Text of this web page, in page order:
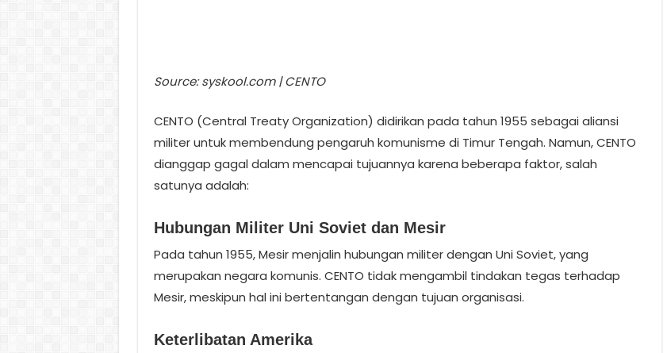
Source: syskool.com | CENTO
CENTO (Central Treaty Organization) didirikan pada tahun 1955 sebagai aliansi
militer untuk membendung pengaruh komunisme di Timur Tengah. Namun, CENTO
dianggap gagal dalam mencapai tujuannya karena beberapa faktor, salah
satunya adalah:
Hubungan Militer Uni Soviet dan Mesir
Pada tahun 1955, Mesir menjalin hubungan militer dengan Uni Soviet, yang
merupakan negara komunis. CENTO tidak mengambil tindakan tegas terhadap
Mesir, meskipun hal ini bertentangan dengan tujuan organisasi.
Keterlibatan Amerika